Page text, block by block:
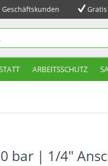
ARBEITSSCHUTZ
bar | 1/4"